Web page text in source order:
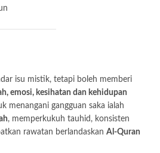
isu mistik, tetapi boleh memberi
emosi, kesihatan dan kehidupan
menangani gangguan saka ialah
, memperkukuh tauhid, konsisten
rawatan berlandaskan Al-Quran